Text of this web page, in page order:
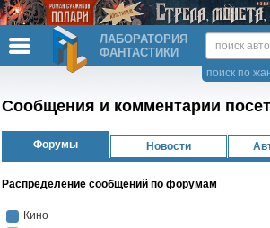
ЛАБОРАТОРИЯ
ФАНТАСТИКИ
поиск по
Сообщения и комментарии
Форумы Новости
Распределение сообщений по форумам